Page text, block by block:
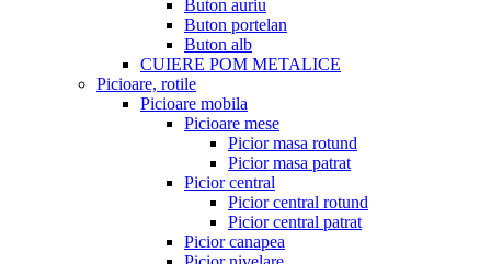
Buton auriu
Buton portelan
Buton alb
CUIERE POM METALICE
Picioare, rotile
Picioare mobila
Picioare mese
Picior masa rotund
Picior masa patrat
Picior central
Picior central rotund
Picior central patrat
Picior canapea